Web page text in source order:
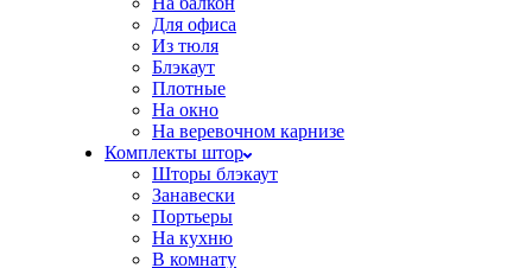
Для офиса
Из тюля
Блэкаут
Плотные
На окно
На веревочном карнизе
Комплекты штор
Шторы блэкаут
Занавески
Портьеры
На кухню
В комнату